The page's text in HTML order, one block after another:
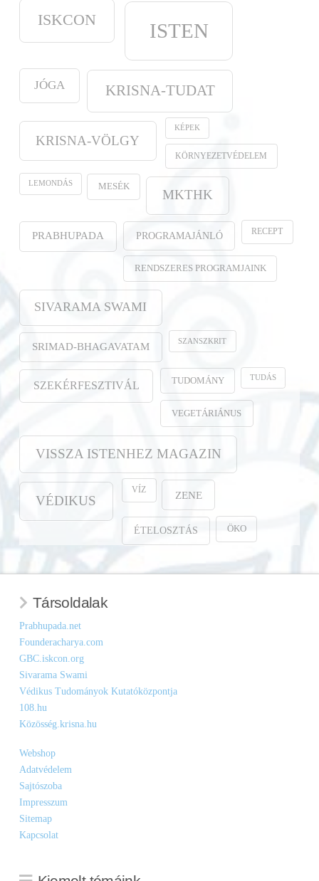
ISKCON ISTEN
JÓGA KRISNA-TUDAT
KRISNA-VÖLGY
KÉPEK
KÖRNYEZETVÉDELEM
LEMONDÁS MESÉK
MKTHK
PRABHUPADA PROGRAMAJÁNLÓ RECEPT
RENDSZERES PROGRAMJAINK
SIVARAMA SWAMI
SRIMAD-BHAGAVATAM SZANSZKRIT
SZEKÉRFESZTIVÁL TUDOMÁNY TUDÁS
VEGETÁRIÁNUS
VISSZA ISTENHEZ MAGAZIN
VÉDIKUS
VÍZ ZENE
ÉTELOSZTÁS ÖKO
Társoldalak
Prabhupada.net
Founderacharya.com
GBC.iskcon.org
Sivarama Swami
Védikus Tudományok Kutatóközpontja
108.hu
Közösség.krisna.hu
Webshop
Adatvédelem
Sajtószoba
Impresszum
Sitemap
Kapcsolat